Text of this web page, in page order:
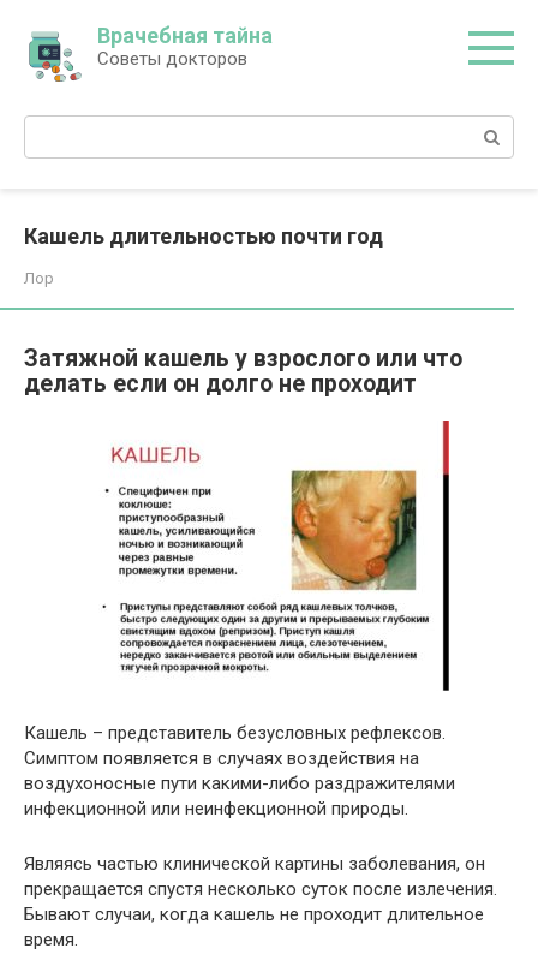
контенту
Врачебная тайна
Советы докторов
Поиск:
Кашель длительностью почти год
Лор
Затяжной кашель у взрослого или что
делать если он долго не проходит
Кашель – представитель безусловных рефлексов.
Симптом появляется в случаях воздействия на
воздухоносные пути какими-либо раздражителями
инфекционной или неинфекционной природы.
Являясь частью клинической картины заболевания, он
прекращается спустя несколько суток после излечения.
Бывают случаи, когда кашель не проходит длительное
время.